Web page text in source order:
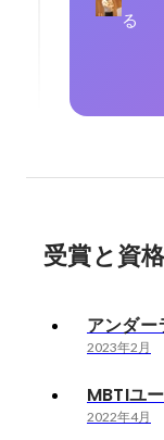
る
受賞と資
アンダー
2023年2月
MBTIユ
2022年4月